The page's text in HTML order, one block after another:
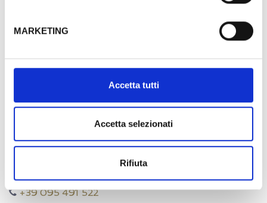
MARKETING
Accetta tutti
Accetta selezionati
Rifiuta
Contattaci
Via A. Musco 8/10
+39 095 491 522